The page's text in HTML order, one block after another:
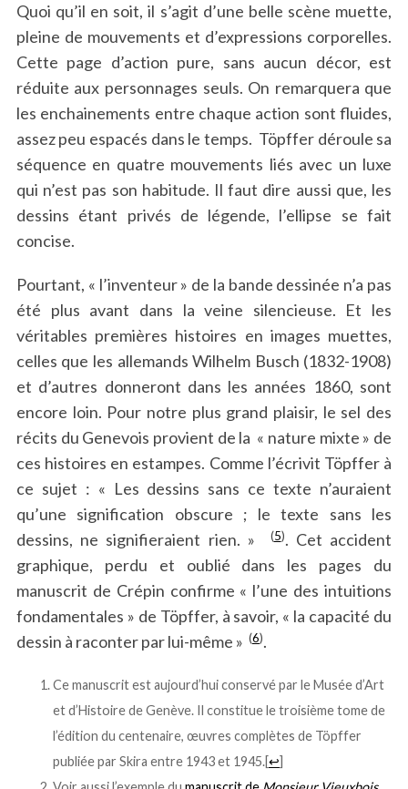
Quoi qu’il en soit, il s’agit d’une belle scène muette,
pleine de mouvements et d’expressions corporelles.
Cette page d’action pure, sans aucun décor, est
réduite aux personnages seuls. On remarquera que
les enchainements entre chaque action sont fluides,
assez peu espacés dans le temps. Töpffer déroule sa
séquence en quatre mouvements liés avec un luxe
qui n’est pas son habitude. Il faut dire aussi que, les
dessins étant privés de légende, l’ellipse se fait
concise.
Pourtant, « l’inventeur » de la bande dessinée n’a pas
été plus avant dans la veine silencieuse. Et les
véritables premières histoires en images muettes,
celles que les allemands Wilhelm Busch (1832-1908)
et d’autres donneront dans les années 1860, sont
encore loin. Pour notre plus grand plaisir, le sel des
récits du Genevois provient de la « nature mixte » de
ces histoires en estampes. Comme l’écrivit Töpffer à
ce sujet : « Les dessins sans ce texte n’auraient
qu’une signification obscure ; le texte sans les
dessins, ne signifieraient rien. »
(5). Cet accident
graphique, perdu et oublié dans les pages du
manuscrit de Crépin confirme « l’une des intuitions
fondamentales » de Töpffer, à savoir, « la capacité du
dessin à raconter par lui-même » (6).
Ce manuscrit est aujourd’hui conservé par le Musée d’Art
et d’Histoire de Genève. Il constitue le troisième tome de
l’édition du centenaire, œuvres complètes de Töpffer
publiée par Skira entre 1943 et 1945.[↩]